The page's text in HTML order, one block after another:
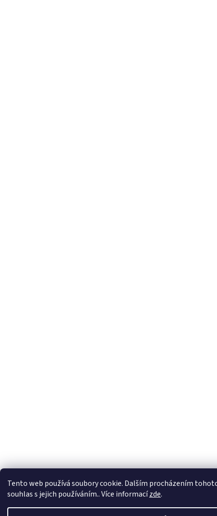
Tento web používá soubory cookie. Dalším procházením
souhlas s jejich používáním.. Více informacízde.